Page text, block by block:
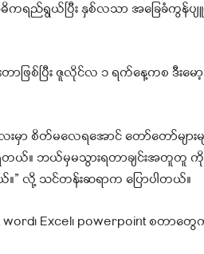
ကရည်ရွယ်ပြီး နှစ်လသာ အခြေခံ
ာဖြစ်ပြီး ဇူလိုင်လ ၁ ရက်နေ့ကစ ဒီး
ာ စိတ်မလေရအောင် တော်တော်မျာ
ရတယ်။ ဘယ်မှမသွားရတာချင်းအတူ
လို့ သင်တန်းဆရာက ပြောပါတယ်။
word၊ Excel၊ powerpoint စတ